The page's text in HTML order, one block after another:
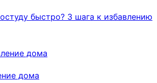
быстро? 3 шага к избавлению
дома